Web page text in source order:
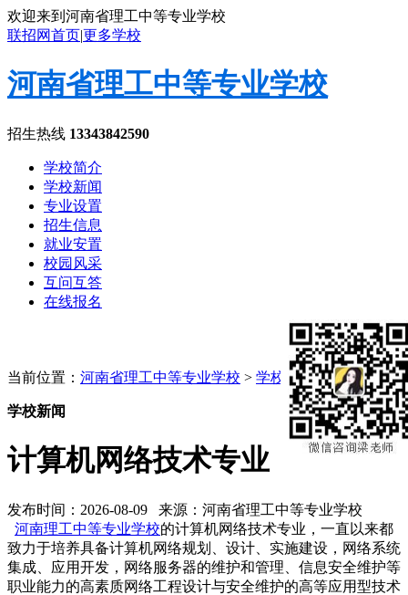
欢迎来到河南省理工中等专业学校
联招网首页|更多学校
河南省理工中等专业学校
招生热线 13343842590
学校简介
学校新闻
专业设置
招生信息
就业安置
校园风采
互问互答
在线报名
当前位置： 河南省理工中等专业学校 > 学校新闻
学校新闻
计算机网络技术专业
发布时间：2026-08-09 来源：河南省理工中等专业学校
河南理工中等专业学校的计算机网络技术专业，一直以来都
致力于培养具备计算机网络规划、设计、实施建设，网络系统
集成、应用开发，网络服务器的维护和管理、信息安全维护等
职业能力的高素质网络工程设计与安全维护的高等应用型技术